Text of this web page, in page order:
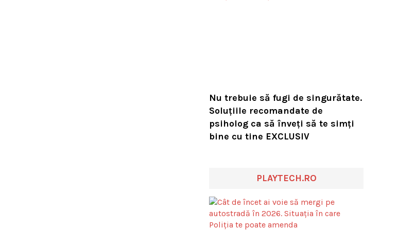
Nu trebuie să fugi de singurătate.
Soluțiile recomandate de
psiholog ca să înveți să te simți
bine cu tine EXCLUSIV
PLAYTECH.RO